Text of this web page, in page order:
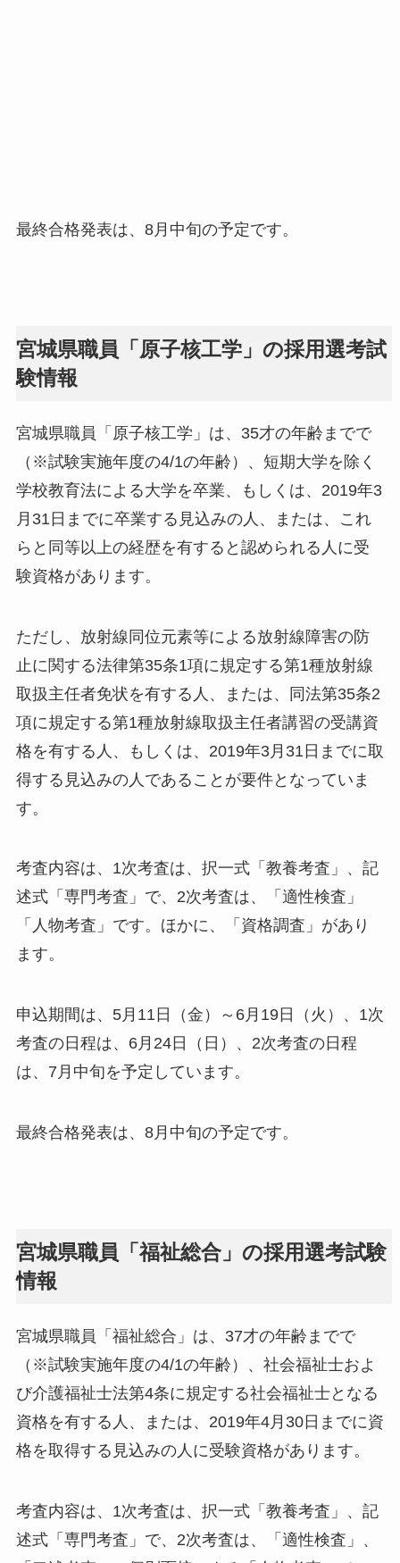
最終合格発表は、8月中旬の予定です。
宮城県職員「原子核工学」の採用選考試
験情報
宮城県職員「原子核工学」は、35才の年齢までで
（※試験実施年度の4/1の年齢）、短期大学を除く
学校教育法による大学を卒業、もしくは、2019年3
月31日までに卒業する見込みの人、または、これ
らと同等以上の経歴を有すると認められる人に受
験資格があります。
ただし、放射線同位元素等による放射線障害の防
止に関する法律第35条1項に規定する第1種放射線
取扱主任者免状を有する人、または、同法第35条2
項に規定する第1種放射線取扱主任者講習の受講資
格を有する人、もしくは、2019年3月31日までに取
得する見込みの人であることが要件となっていま
す。
考査内容は、1次考査は、択一式「教養考査」、記
述式「専門考査」で、2次考査は、「適性検査」
「人物考査」です。ほかに、「資格調査」があり
ます。
申込期間は、5月11日（金）～6月19日（火）、1次
考査の日程は、6月24日（日）、2次考査の日程
は、7月中旬を予定しています。
最終合格発表は、8月中旬の予定です。
宮城県職員「福祉総合」の採用選考試験
情報
宮城県職員「福祉総合」は、37才の年齢までで
（※試験実施年度の4/1の年齢）、社会福祉士およ
び介護福祉士法第4条に規定する社会福祉士となる
資格を有する人、または、2019年4月30日までに資
格を取得する見込みの人に受験資格があります。
考査内容は、1次考査は、択一式「教養考査」、記
述式「専門考査」で、2次考査は、「適性検査」、